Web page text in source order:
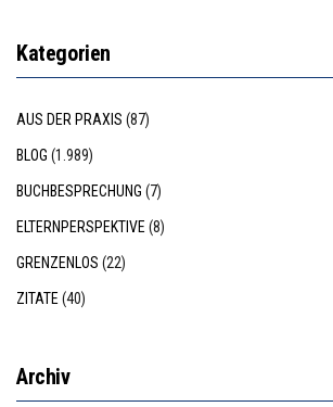
Kategorien
AUS DER PRAXIS (87)
BLOG (1.989)
BUCHBESPRECHUNG (7)
ELTERNPERSPEKTIVE (8)
GRENZENLOS (22)
ZITATE (40)
Archiv